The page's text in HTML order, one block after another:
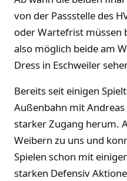
von der Passstelle des
oder Wartefrist müssen
also möglich beide am
Dress in Eschweiler
Bereits seit einigen
Außenbahn mit Andreas
starker Zugang herum.
Weibern zu uns und
Spielen schon mit
starken Defensiv